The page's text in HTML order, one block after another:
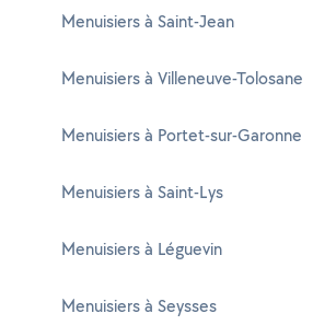
Menuisiers à Saint-Jean
Menuisiers à Villeneuve-Tolosane
Menuisiers à Portet-sur-Garonne
Menuisiers à Saint-Lys
Menuisiers à Léguevin
Menuisiers à Seysses